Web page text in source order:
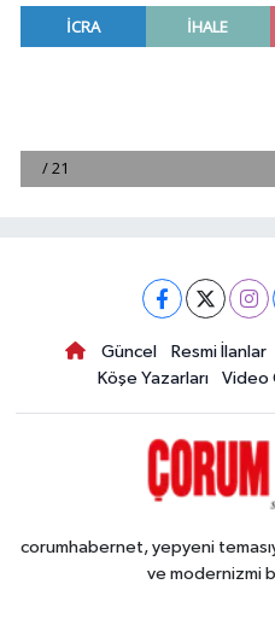
Güncel Resmi İlanlar
Köşe Yazarları
Video
corumhabernet, yepyeni
ve modernizmi